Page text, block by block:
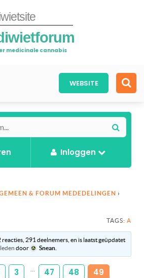
medicinale cannabis
WEBSITE
Inloggen
& FORUM MEDEDELINGEN ›
TAGS: A
291 deelnemers, en is laatst geüpdatet
door Snean
3 47 48 49